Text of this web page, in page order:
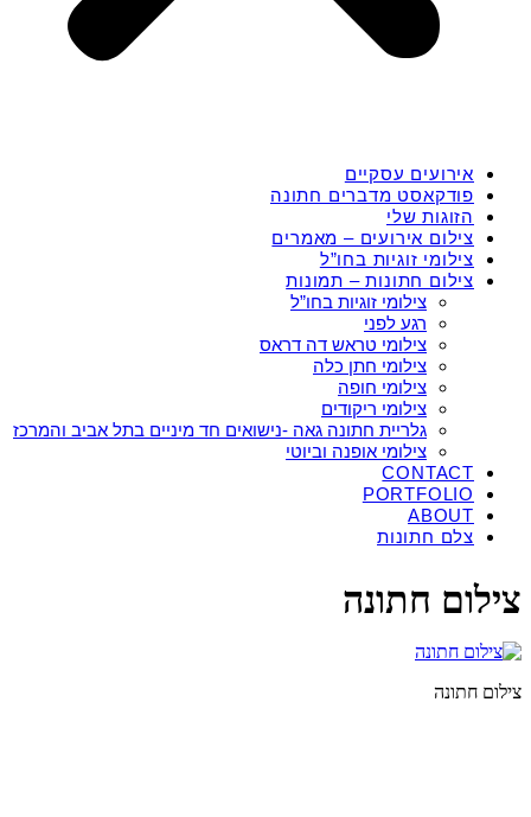
אירועים עסקיים
פודקאסט מדברים חתונה
הזוגות שלי
צילום אירועים – מאמרים
צילומי זוגיות בחו”ל
צילום חתונות – תמונות
צילומי זוגיות בחו”ל
רגע לפני
צילומי טראש דה דראס
צילומי חתן כלה
צילומי חופה
צילומי ריקודים
גלריית חתונה גאה -נישואים חד מיניים בתל אביב והמרכז
צילומי אופנה וביוטי
CONTACT
PORTFOLIO
ABOUT
צלם חתונות
צילום חתונה
צילום חתונה